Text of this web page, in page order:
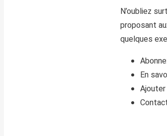
N’oubliez
proposant
quelques
En
Ajouter